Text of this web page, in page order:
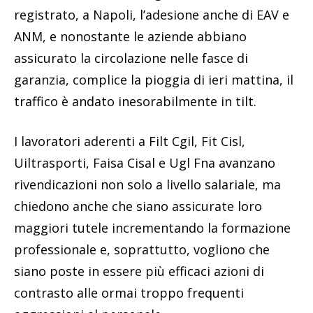
registrato, a Napoli, l’adesione anche di EAV e
ANM, e nonostante le aziende abbiano
assicurato la circolazione nelle fasce di
garanzia, complice la pioggia di ieri mattina, il
traffico è andato inesorabilmente in tilt.
I lavoratori aderenti a Filt Cgil, Fit Cisl,
Uiltrasporti, Faisa Cisal e Ugl Fna avanzano
rivendicazioni non solo a livello salariale, ma
chiedono anche che siano assicurate loro
maggiori tutele incrementando la formazione
professionale e, soprattutto, vogliono che
siano poste in essere più efficaci azioni di
contrasto alle ormai troppo frequenti